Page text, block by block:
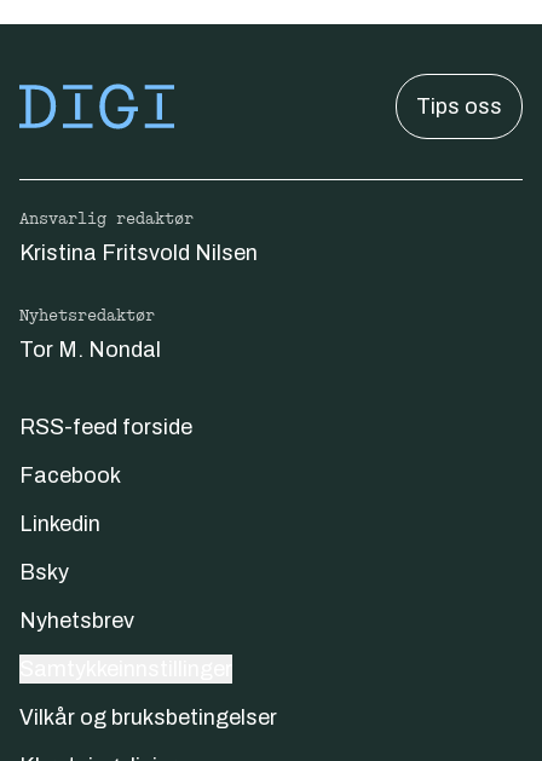
Tips oss
Ansvarlig redaktør
Kristina Fritsvold Nilsen
Nyhetsredaktør
Tor M. Nondal
RSS-feed forside
Facebook
Linkedin
Bsky
Nyhetsbrev
Vilkår og bruksbetingelser